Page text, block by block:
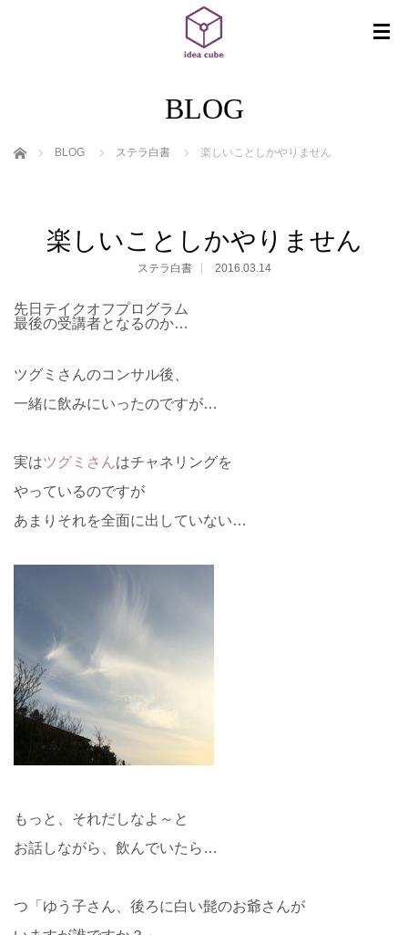
BLOG
ホーム BLOG ステラ白書 楽しいことしかやりません
楽しいことしかやりません
ステラ白書 2016.03.14
先日テイクオフプログラム
最後の受講者となるのか…
ツグミさんのコンサル後、
一緒に飲みにいったのですが…
実はツグミさんはチャネリングを
やっているのですが
あまりそれを全面に出していない…
もっと、それだしなよ～と
お話しながら、飲んでいたら…
つ「ゆう子さん、後ろに白い髭のお爺さんが